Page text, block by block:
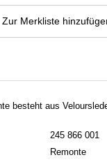
Zur Merkliste
besteht aus
245 866 001
Remonte